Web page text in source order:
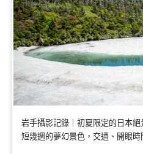
岩手攝影記錄｜初夏限定的日本
短幾週的夢幻景色，交通、開眼